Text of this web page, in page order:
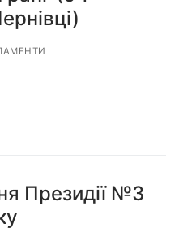
Президії №3